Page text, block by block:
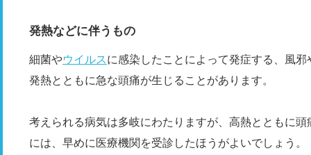
発熱などに伴うもの
細菌やウイルスに感染したことによって発症する、風邪
発熱とともに急な頭痛が生じることがあります。
考えられる病気は多岐にわたりますが、高熱とともに
には、早めに医療機関を受診したほうがよいでしょう。